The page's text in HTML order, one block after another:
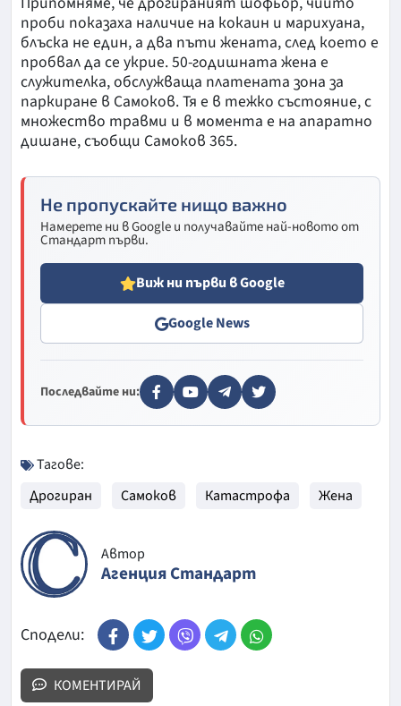
проби показаха наличие на кокаин и марихуана,
блъска не един, а два пъти жената, след което е
пробвал да се укрие. 50-годишната жена е
служителка, обслужваща платената зона за
паркиране в Самоков. Тя е в тежко състояние, с
множество травми и в момента е на апаратно
дишане, съобщи Самоков 365.
Не пропускайте нищо важно
Намерете ни в Google и получавайте най-новото от
Стандарт първи.
Виж ни първи в Google
Google News
Последвайте ни:
Тагове:
Дрогиран
Самоков Катастрофа Жена
Автор
Агенция Стандарт
Сподели:
КОМЕНТИРАЙ